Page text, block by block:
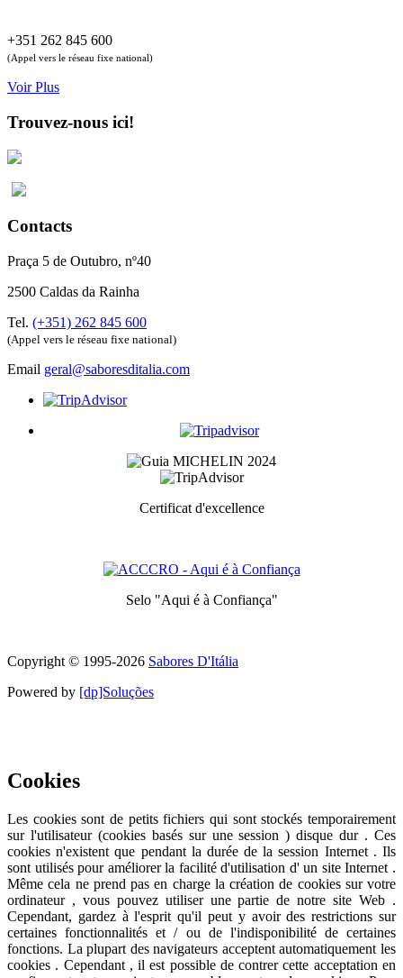
+351 262 845 600
(Appel vers le réseau fixe national)
Voir Plus
Trouvez-nous ici!
Contacts
Praça 5 de Outubro, nº40
2500 Caldas da Rainha
Tel. (+351) 262 845 600
(Appel vers le réseau fixe national)
Email geral@saboresditalia.com
Certificat d'excellence
Selo "Aqui é à Confiança"
Copyright © 1995-2026 Sabores D'Itália
Powered by [dp]Soluções
Cookies
Les cookies sont de petits fichiers qui sont stockés temporairement
sur ​​l'utilisateur (cookies basés sur une session ) disque dur . Ces
cookies n'existent que pendant la durée de la session Internet . Ils
sont utilisés pour améliorer la facilité d'utilisation d' un site Internet .
Même cela ne prend pas en charge la création de cookies sur votre
ordinateur , vous pouvez utiliser une partie de notre site Web .
Cependant, gardez à l'esprit qu'il peut y avoir des restrictions sur
certaines fonctionnalités et / ou de l'indisponibilité de certaines
fonctions. La plupart des navigateurs acceptent automatiquement les
cookies . Cependant , il est possible de contrer cette acceptation en